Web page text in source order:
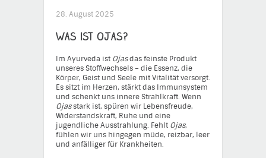
28. August 2025
Was ist Ojas?
Im Ayurveda ist Ojasdas feinste Produkt
unseres Stoffwechsels – die Essenz, die
Körper, Geist und Seele mit Vitalität versorgt.
Es sitzt im Herzen, stärkt das Immunsystem
und schenkt uns innere Strahlkraft. Wenn
Ojasstark ist, spüren wir Lebensfreude,
Widerstandskraft, Ruhe und eine
jugendliche Ausstrahlung. Fehlt Ojas,
fühlen wir uns hingegen müde, reizbar, leer
und anfälliger für Krankheiten.